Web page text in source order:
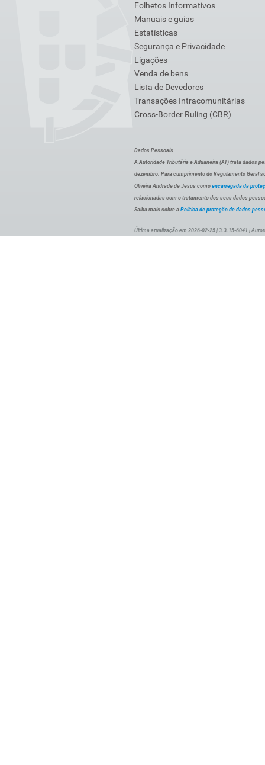
Folhetos Informativos
Manuais e guias
Estatísticas
Segurança e Privacidade
Ligações
Venda de bens
Lista de Devedores
Transações Intracomunitárias
Cross-Border Ruling (CBR)
Dados Pessoais
A Autoridade Tributária e Aduaneira (AT) trata dados
dezembro. Para cumprimento do Regulamento Geral
Oliveira Andrade de Jesus como encarregada da
relacionadas com o tratamento dos seus dados
Saiba mais sobre a Política de proteção de dados
Última atualização em 2026-02-25 | 3.3.15-6041 |